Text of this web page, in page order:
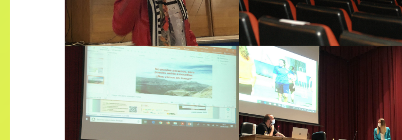
Astrid García Graells y Blanca
Uzuel Gastón: ‘Experience in
strengthening women in the
mountain sector through the
Mrs Andrea Esteban Catalan. ‘The
other side of Sport’.￼￼